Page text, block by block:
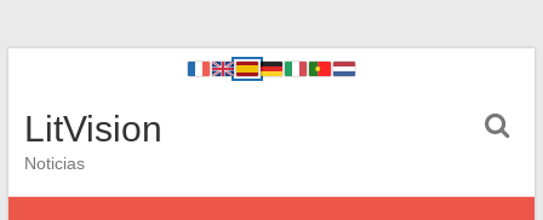
LitVision
Noticias